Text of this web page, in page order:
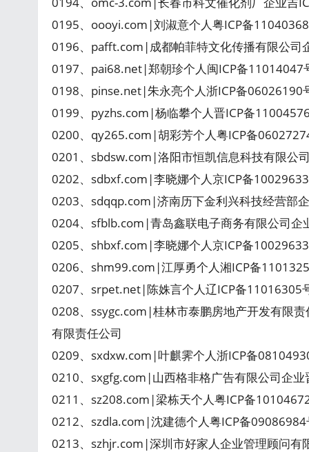
0195、oooyi.com|刘淑意个人粤ICP备
0196、pafft.com|成都帕菲特文化传播有限公司
0197、pai68.net|郑朝珍个人闽ICP备11014047
0198、pinse.net|朱永亮个人浙ICP备06026190
0199、pyzhs.com|杨临攀个人晋ICP备
0200、qy265.com|胡彩芳个人粤ICP备
0201、sbdsw.com|洛阳市恒凯信息科技有限公
0202、sdbxf.com|李晓娜个人京ICP备
0203、sdqqp.com|济南历下金利兴科技经营部
0204、sfblb.com|青岛鑫联电子商务有限公司企
0205、shbxf.com|李晓娜个人京ICP备
0206、shm99.com|江厚勇个人湘ICP备
0207、srpet.net|陈姝言个人辽ICP备11016305
0208、ssygc.com|桂林市泰鹏房地产开发有限
有限责任公司
0209、sxdxw.com|叶麒霁个人浙ICP备
0210、sxgfg.com|山西格非格广告有限公司企
0211、sz208.com|梁栋天个人粤ICP备
0212、szdla.com|沈建德个人粤ICP备
0213、szhjr.com|深圳市好家人企业管理顾问有